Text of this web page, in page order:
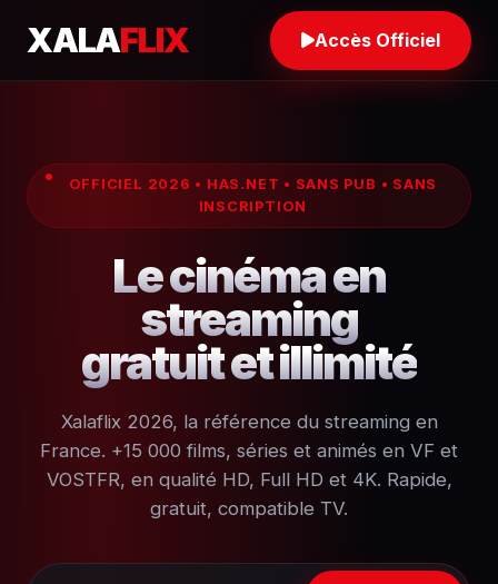
XALAFLIX Accès Officiel
OFFICIEL 2026 • HAS.NET • SANS PUB • SANS
INSCRIPTION
Le cinéma en
streaming
gratuit et illimité
Xalaflix 2026, la référence du streaming en
France. +15 000 films, séries et animés en VF et
VOSTFR, en qualité HD, Full HD et 4K. Rapide,
gratuit, compatible TV.